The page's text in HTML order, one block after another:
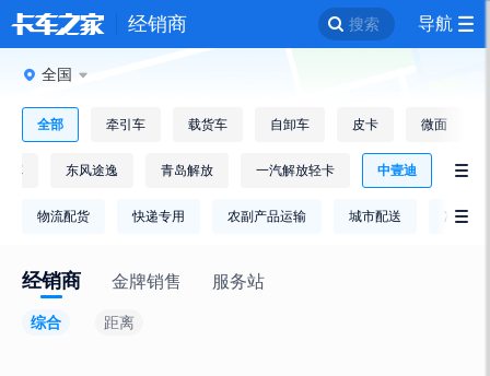
经销商 搜索 导航
全国
全部 牵引车 载货车 自卸车 皮卡 微面
车 东风途逸 青岛解放 一汽解放轻卡 中壹迪 
物流配货 快递专用 农副产品运输 城市配送 冷链运

经销商 金牌销售 服务站
综合 距离